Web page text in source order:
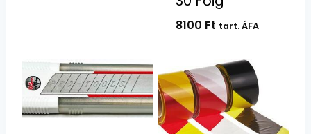
8100 Ft tart. ÁFA